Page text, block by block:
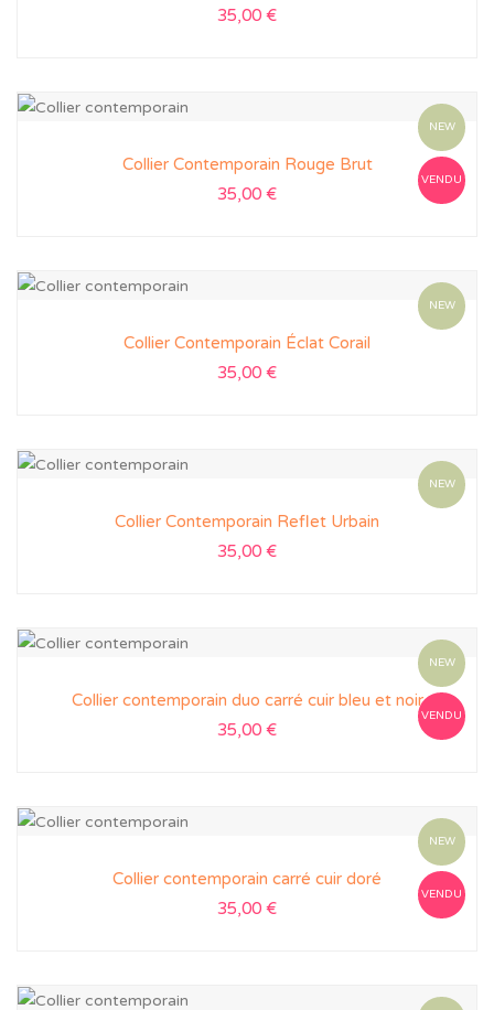
35,00 €
NEW
VENDU
Collier Contemporain Rouge Brut
35,00 €
NEW
Collier Contemporain Éclat Corail
35,00 €
NEW
Collier Contemporain Reflet Urbain
35,00 €
NEW
VENDU
Collier contemporain duo carré cuir bleu et noir
35,00 €
NEW
VENDU
Collier contemporain carré cuir doré
35,00 €